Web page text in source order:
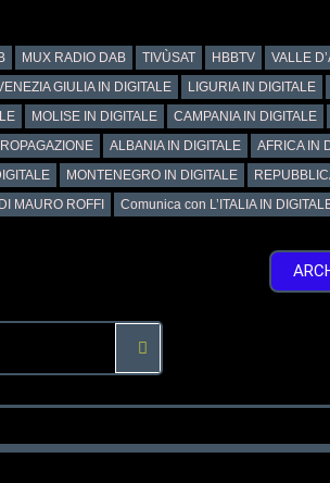
MUX RADIO DAB TIVÙSAT HBBTV VALLE
GIULIA IN DIGITALE LIGURIA IN DIGITALE
MOLISE IN DIGITALE CAMPANIA IN DIGITALE
ALBANIA IN DIGITALE AFRICA IN
MONTENEGRO IN DIGITALE
MAURO ROFFI Comunica con L’ITALIA IN